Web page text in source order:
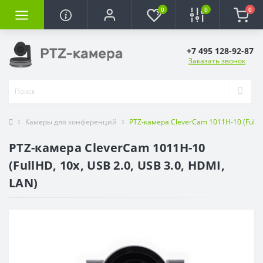
0 0 0
+7 495 128-92-87
Заказать звонок
Камеры для конференций PTZ-камера CleverCam 1011H-10
PTZ-камера CleverCam 1011H-10
(FullHD, 10x, USB 2.0, USB 3.0, HDMI,
LAN)